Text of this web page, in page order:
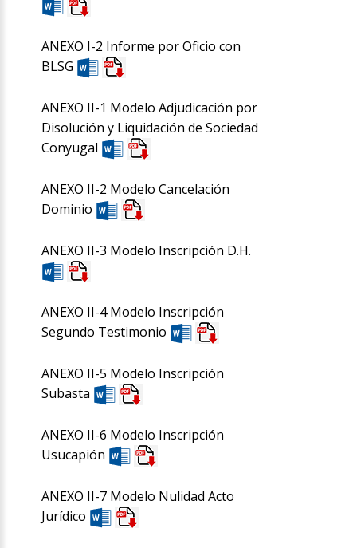
ANEXO I-2 Informe por Oficio con
BLSG
ANEXO II-1 Modelo Adjudicación por
Disolución y Liquidación de Sociedad
Conyugal
ANEXO II-2 Modelo Cancelación
Dominio
ANEXO II-3 Modelo Inscripción D.H.
ANEXO II-4 Modelo Inscripción
Segundo Testimonio
ANEXO II-5 Modelo Inscripción
Subasta
ANEXO II-6 Modelo Inscripción
Usucapión
ANEXO II-7 Modelo Nulidad Acto
Jurídico